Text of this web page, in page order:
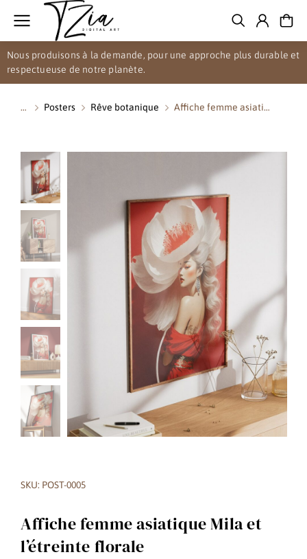
Nous produisons à la demande, pour une approche plus durable et
respectueuse de notre planète.
Vous êtes ici :
Posters Rêve botanique Affiche femme asiati…
SKU: POST-0005
Affiche femme asiatique Mila et
l’étreinte florale